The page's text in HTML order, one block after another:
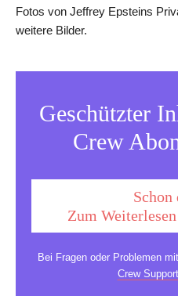
Fotos von Jeffrey Epsteins
weitere Bilder.
Geschützter
Crew
Schon
Zum
Bei Fragen oder Problemen
Crew Support